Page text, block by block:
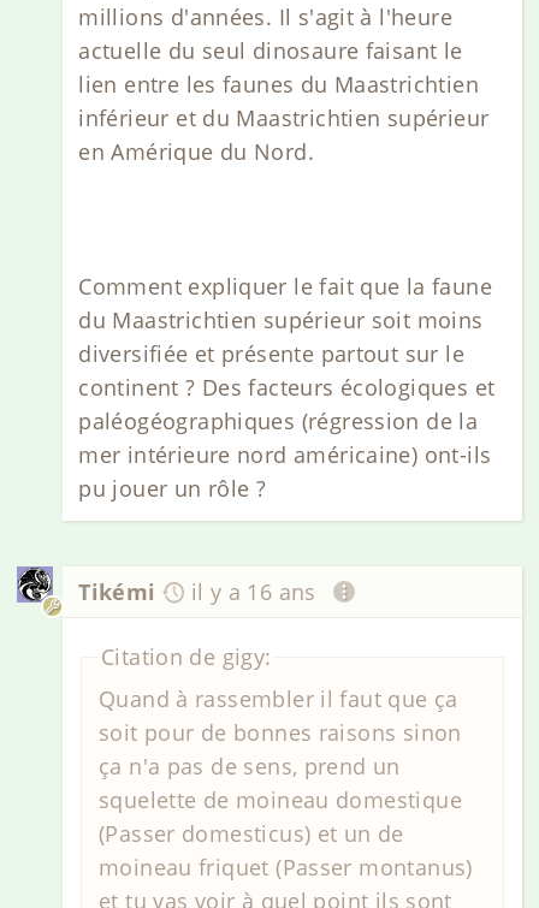
millions d'années. Il s'agit à l'heure
actuelle du seul dinosaure faisant le
lien entre les faunes du Maastrichtien
inférieur et du Maastrichtien supérieur
en Amérique du Nord.
Comment expliquer le fait que la faune
du Maastrichtien supérieur soit moins
diversifiée et présente partout sur le
continent ? Des facteurs écologiques et
paléogéographiques (régression de la
mer intérieure nord américaine) ont-ils
pu jouer un rôle ?
Tikémi il y a 16 ans
Citation de gigy:
Quand à rassembler il faut que ça
soit pour de bonnes raisons sinon
ça n'a pas de sens, prend un
squelette de moineau domestique
(Passer domesticus) et un de
moineau friquet (Passer montanus)
et tu vas voir à quel point ils sont